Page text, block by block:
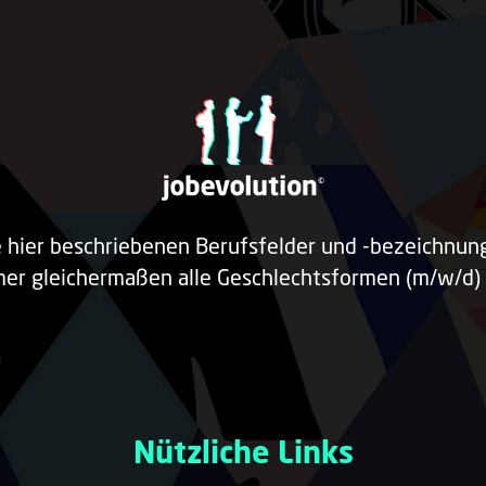
hier beschriebenen Berufsfelder und -
gleichermaßen alle Geschlechtsformen (m/w/d)
Nützliche Links